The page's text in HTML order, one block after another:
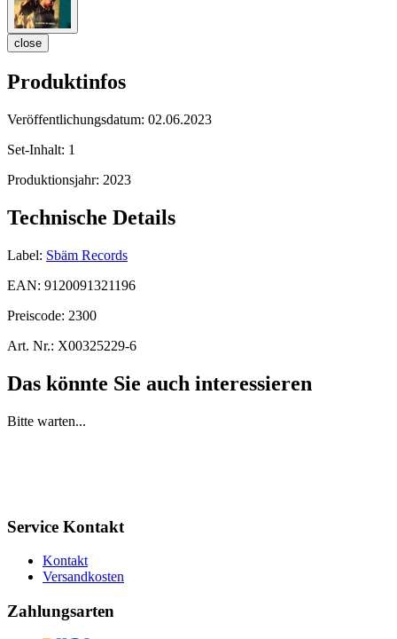
close
Produktinfos
Veröffentlichungsdatum: 02.06.2023
Set-Inhalt: 1
Produktionsjahr: 2023
Technische Details
Label: Sbäm Records
EAN: 9120091321196
Preiscode: 2300
Art. Nr.: X00325229-6
Das könnte Sie auch interessieren
Bitte warten...
Service Kontakt
Kontakt
Versandkosten
Zahlungsarten